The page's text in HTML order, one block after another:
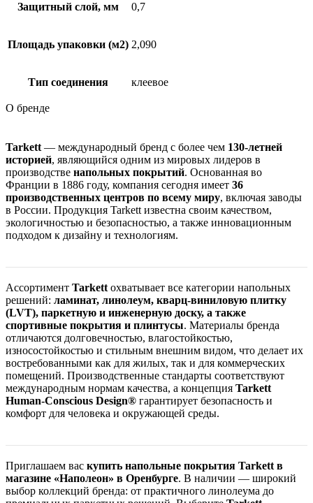
Защитный слой, мм 0,7
Площадь упаковки (м2) 2,090
Тип соединения клеевое
О бренде
Tarkett— международный бренд с более чем 130-летней
историей, являющийся одним из мировых лидеров в
производстве напольных покрытий. Основанная во
Франции в 1886 году, компания сегодня имеет 36
производственных центров по всему миру, включая заводы
в России. Продукция Tarkett известна своим качеством,
экологичностью и безопасностью, а также инновационным
подходом к дизайну и технологиям.
Ассортимент Tarkettохватывает все категории напольных
решений: ламинат, линолеум, кварц-виниловую плитку
(LVT), паркетную и инженерную доску, а также
спортивные покрытия и плинтусы. Материалы бренда
отличаются долговечностью, влагостойкостью,
износостойкостью и стильным внешним видом, что делает их
востребованными как для жилых, так и для коммерческих
помещений. Производственные стандарты соответствуют
международным нормам качества, а концепция Tarkett
Human-Conscious Design® гарантирует безопасность и
комфорт для человека и окружающей среды.
Приглашаем вас купить напольные покрытия Tarkett в
магазине «Наполеон» в Оренбурге. В наличии — широкий
выбор коллекций бренда: от практичного линолеума до